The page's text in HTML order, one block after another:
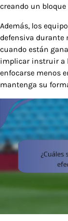
creando un
Además, los
defensiva durante
cuando están
implicar instruir a
enfocarse menos
mantenga su